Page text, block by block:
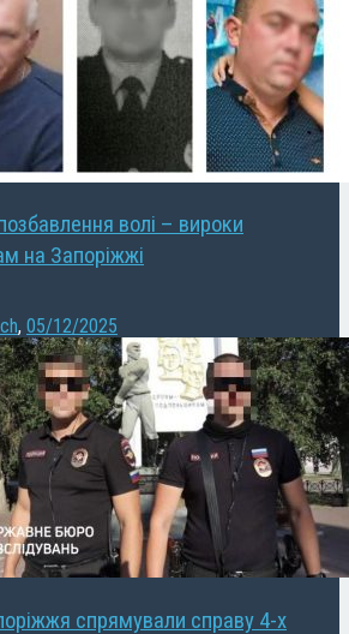
волі – вироки
на Запоріжжі
, 05/12/2025
спрямували справу 4-х